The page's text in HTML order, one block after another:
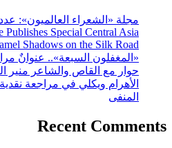
مجلة «الشعراء العالميون»:
Publishes Special Central Asia
Shadows on the Silk Road”
«المغفلون السبعة».. عنوانٌ
حوار مع القاص والشاعر منير
الأهرام ويكلي في مراجعة
المنفى
Recent Comments